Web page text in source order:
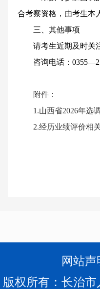
合考察资格，由考生本
三、其他事项
请考生近期及时关
咨询电话：
附件：
1.山西省2026年选
2.经历业绩评价相
网站声
版权所有：长治